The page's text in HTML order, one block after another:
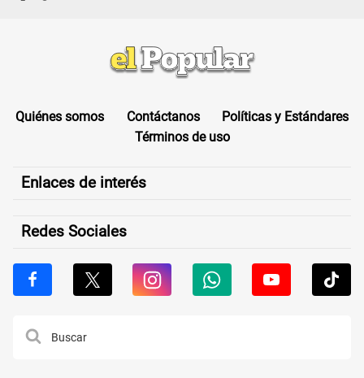
Quiénes somos Contáctanos
Políticas y Estándares
Términos de uso
Enlaces de interés
Redes Sociales